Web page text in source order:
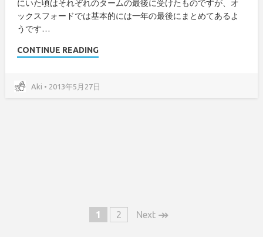
にいた頃はそれぞれのタームの最後に受けたものですが、オ
ックスフォードでは基本的には一年の最後にまとめてあるよ
うです…
CONTINUE READING
Aki • 2013年5月27日
1 2 Next ↠